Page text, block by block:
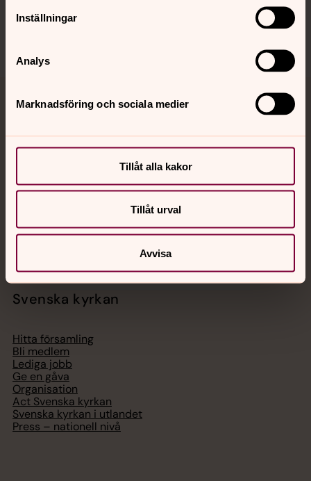
Inställningar
Analys
Marknadsföring och sociala medier
Tillåt alla kakor
Tillåt urval
Avvisa
Jourhavande präst
Akut samtals- och krisstöd. Prata eller chatta anonymt
Chatt
Telefon 112
Svenska kyrkan
Hitta församling
Bli medlem
Lediga jobb
Ge en gåva
Organisation
Act Svenska kyrkan
Svenska kyrkan i utlandet
Press – nationell nivå